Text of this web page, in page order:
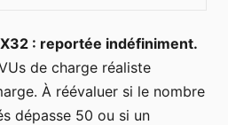
: reportée indéfiniment.
de charge réaliste
À réévaluer si le nombre
dépasse 50 ou si un